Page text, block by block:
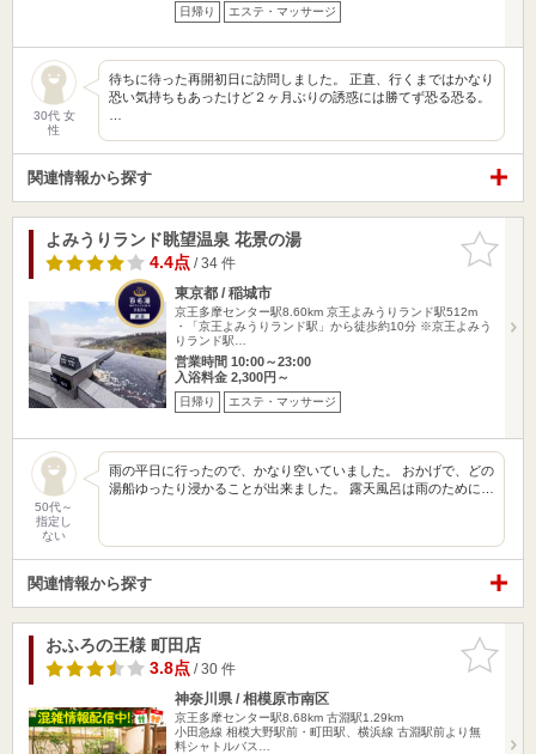
日帰り エステ・マッサージ
30代 女
性
待ちに待った再開初日に訪問しました。 正直、行くまではかなり
恐い気持ちもあったけど２ヶ月ぶりの誘惑には勝てず恐る恐る。
関連情報から探す
お気に入
りに追加
よみうりランド眺望温泉 花景の湯
4.4点/ 34 件
東京都 / 稲城市
京王多摩センター駅8.60km 京王よみうりランド駅512m
・「京王よみうりランド駅」から徒歩約10分 ※京王よみう
りランド駅…
営業時間 10:00～23:00
入浴料金 2,300円～
日帰り エステ・マッサージ
50代～
指定し
ない
雨の平日に行ったので、かなり空いていました。 おかげで、どの
湯船ゆったり浸かることが出来ました。 露天風呂は雨のために…
関連情報から探す
お気に入
りに追加
おふろの王様 町田店
3.8点/ 30 件
神奈川県 / 相模原市南区
京王多摩センター駅8.68km 古淵駅1.29km
小田急線 相模大野駅前・町田駅、横浜線 古淵駅前より無
料シャトルバス…